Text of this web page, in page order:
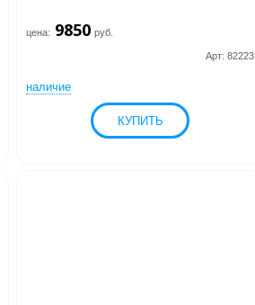
цена: 9850 руб.
Арт: 82223
наличие